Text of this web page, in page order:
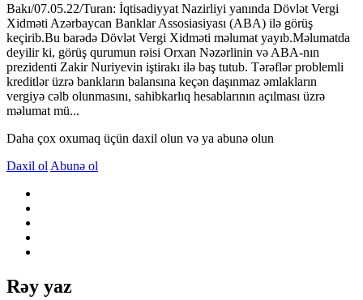
Bakı/07.05.22/Turan: İqtisadiyyat Nazirliyi yanında Dövlət Vergi
Xidməti Azərbaycan Banklar Assosiasiyası (ABA) ilə görüş
keçirib.Bu barədə Dövlət Vergi Xidməti məlumat yayıb.Məlumatda
deyilir ki, görüş qurumun rəisi Orxan Nəzərlinin və ABA-nın
prezidenti Zakir Nuriyevin iştirakı ilə baş tutub. Tərəflər problemli
kreditlər üzrə bankların balansına keçən daşınmaz əmlakların
vergiyə cəlb olunmasını, sahibkarlıq hesablarının açılması üzrə
məlumat mü...
Daha çox oxumaq üçün daxil olun və ya abunə olun
Daxil ol Abunə ol
Rəy yaz